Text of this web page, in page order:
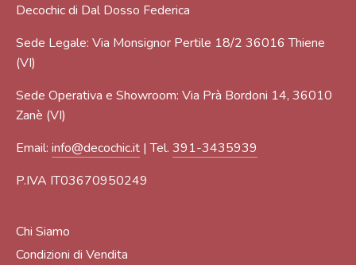
Decochic di Dal Dosso Federica
Sede Legale: Via Monsignor Pertile 18/2 36016 Thiene
(VI)
Sede Operativa e Showroom: Via Prà Bordoni 14, 36010
Zanè (VI)
Email: info@decochic.it | Tel. 391-3435939
P.IVA IT03670950249
Chi Siamo
Condizioni di Vendita